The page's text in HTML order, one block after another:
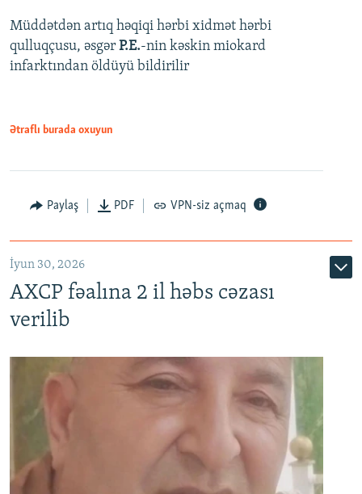
Müddətdən artıq həqiqi hərbi xidmət hərbi
qulluqçusu, əsgər P.E.-nin kəskin miokard
infarktından öldüyü bildirilir
Ətraflı burada oxuyun
Paylaş PDF VPN-siz açmaq
İyun 30, 2026
AXCP fəalına 2 il həbs cəzası
verilib